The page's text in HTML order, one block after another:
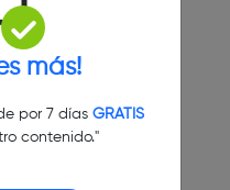
más!
por 7 días GRATIS
contenido."